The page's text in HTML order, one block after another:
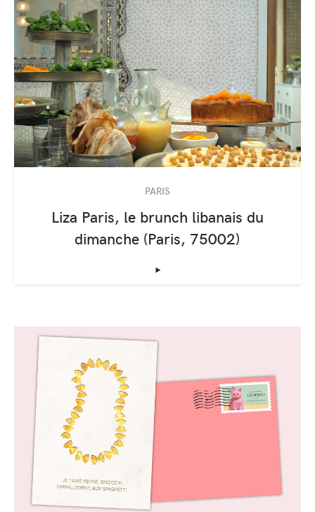
PARIS
Liza Paris, le brunch libanais du
dimanche (Paris, 75002)
‣